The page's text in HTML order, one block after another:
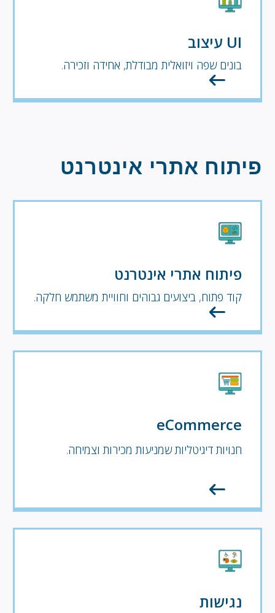
UI עיצוב
בונים שפה ויזואלית מבודלת, אחידה וזכירה.
פיתוח אתרי אינטרנט
פיתוח אתרי אינטרנט
קוד פתוח, ביצועים גבוהים וחוויית משתמש חלקה.
eCommerce
חנויות דיגיטליות שמניעות מכירות וצמיחה.
נגישות